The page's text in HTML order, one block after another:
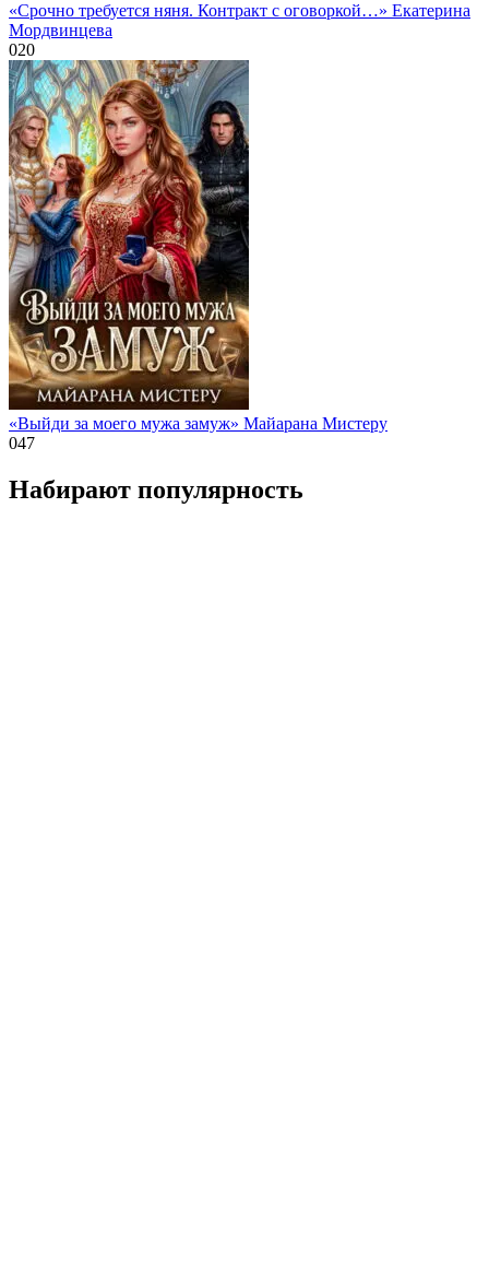
«Срочно требуется няня. Контракт с оговоркой…» Екатерина
Мордвинцева
020
«Выйди за моего мужа замуж» Майарана Мистеру
047
Набирают популярность